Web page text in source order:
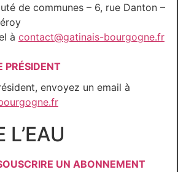
de communes – 6, rue Danton –
à contact@gatinais-bourgogne.fr
PRÉSIDENT
envoyez un email à
L’EAU
UN ABONNEMENT